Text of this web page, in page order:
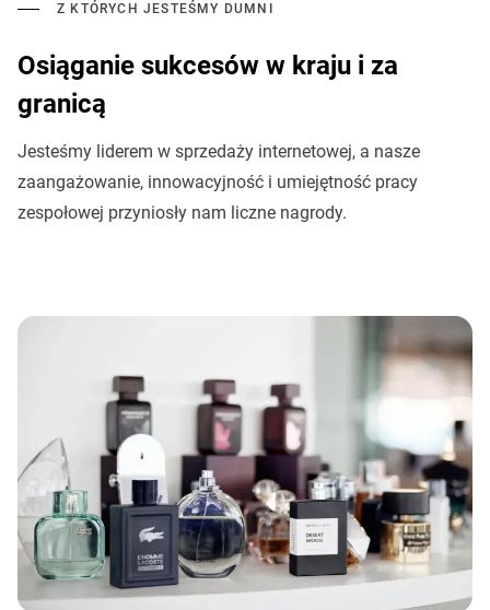
Z KTÓRYCH JESTEŚMY DUMNI
Osiąganie sukcesów w kraju i za
granicą
Jesteśmy liderem w sprzedaży internetowej, a nasze
zaangażowanie, innowacyjność i umiejętność pracy
zespołowej przyniosły nam liczne nagrody.